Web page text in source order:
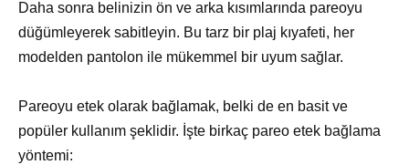
Daha sonra belinizin ön ve arka kısımlarında pareoyu
düğümleyerek sabitleyin. Bu tarz bir plaj kıyafeti, her
modelden pantolon ile mükemmel bir uyum sağlar.
Pareoyu etek olarak bağlamak, belki de en basit ve
popüler kullanım şeklidir. İşte birkaç pareo etek bağlama
yöntemi: